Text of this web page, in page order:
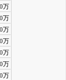
万
万
万
万
万
万
万